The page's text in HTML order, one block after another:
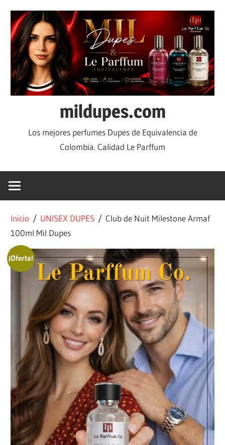
mildupes.com
Los mejores perfumes Dupes de Equivalencia de
Colombia. Calidad Le Parffum
Inicio / UNISEX DUPES / Club de Nuit Milestone Armaf
100ml Mil Dupes
¡Oferta!